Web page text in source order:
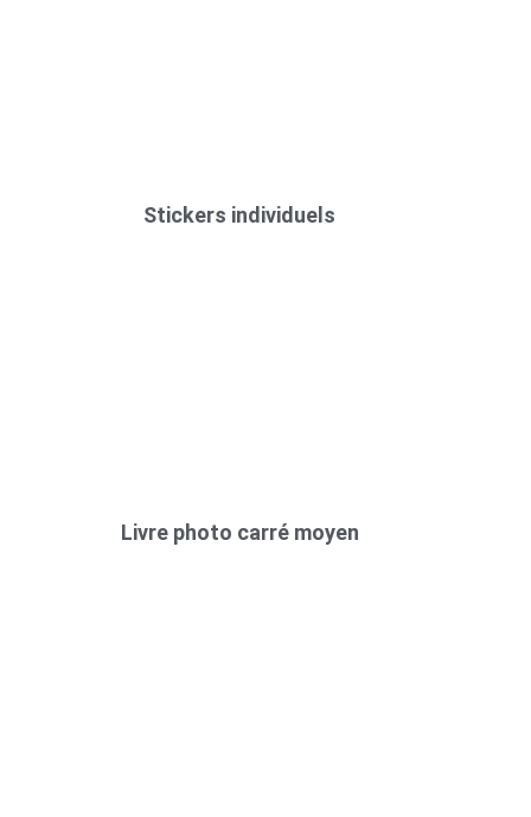
Stickers individuels
Livre photo carré moyen